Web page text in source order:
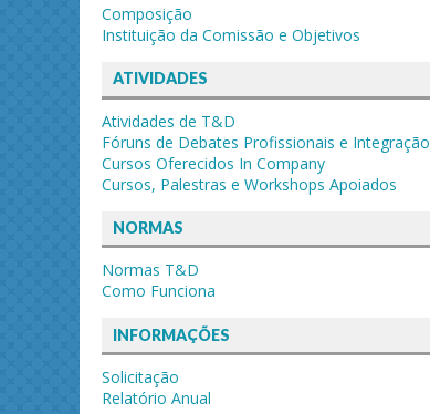
Composição
Instituição da Comissão e Objetivos
ATIVIDADES
Atividades de T&D
Fóruns de Debates Profissionais e Integração
Cursos Oferecidos In Company
Cursos, Palestras e Workshops Apoiados
NORMAS
Normas T&D
Como Funciona
INFORMAÇÕES
Solicitação
Relatório Anual